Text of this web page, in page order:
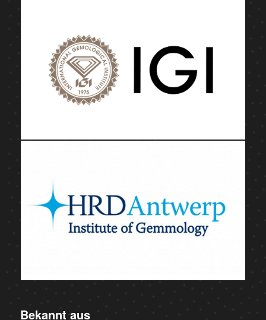
Bekannt aus